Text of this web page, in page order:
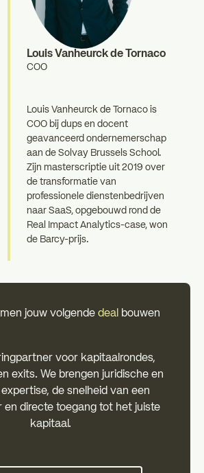
Louis Vanheurck de Tornaco
COO
Louis Vanheurck de Tornaco is
COO bij dups en docent
geavanceerd ondernemerschap
aan de Solvay Brussels School.
Zijn masterscriptie uit 2019 over
de transformatie van
professionele dienstenbedrijven
naar SaaS, opgebouwd rond de
Real Impact Analytics-case, won
de Barcy-prijs.
jouw volgende dealbouwen
voor kapitaalrondes,
exits. We brengen juridische en
de snelheid van een
en directe toegang tot het juiste
kapitaal.